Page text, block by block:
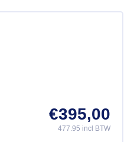
€395,00
477.95 incl BTW